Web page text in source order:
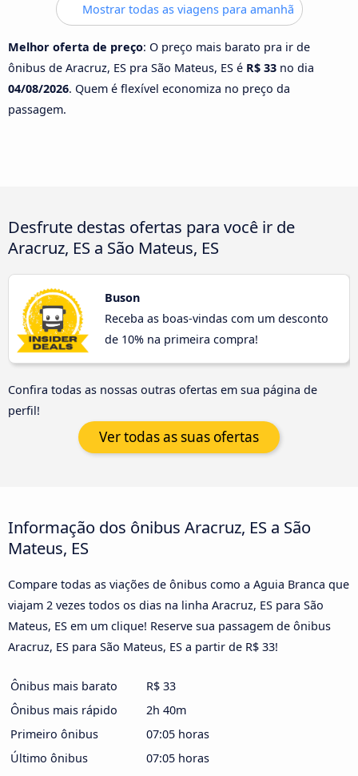
Mostrar todas as viagens para amanhã
Melhor oferta de preço: O preço mais barato pra ir de
ônibus de Aracruz, ES pra São Mateus, ES é R$ 33 no dia
04/08/2026. Quem é flexível economiza no preço da
passagem.
Desfrute destas ofertas para você ir de
Aracruz, ES a São Mateus, ES
Buson
Receba as boas-vindas com um desconto
de 10% na primeira compra!
Confira todas as nossas outras ofertas em sua página de
perfil!
Ver todas as suas ofertas
Informação dos ônibus Aracruz, ES a São
Mateus, ES
Compare todas as viações de ônibus como a Aguia Branca que
viajam 2 vezes todos os dias na linha Aracruz, ES para São
Mateus, ES em um clique! Reserve sua passagem de ônibus
Aracruz, ES para São Mateus, ES a partir de R$ 33!
Ônibus mais barato
R$ 33
Ônibus mais rápido
2h 40m
Primeiro ônibus
07:05 horas
Último ônibus
07:05 horas